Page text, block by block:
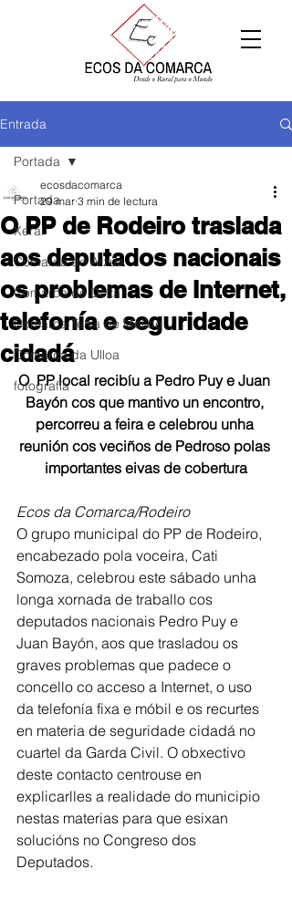
Entrada
Portada
Xeral
Comarca de Arzúa
Comarca de Deza
Comarca Terra de Melide
Comarca da Ulloa
fotografía
Portada
O PP de Rodeiro traslada
aos deputados nacionais
os problemas de Internet,
telefonía e seguridade
cidadá
ecosdacomarca
29 mar 3 min de lectura
O  PP local recibíu a Pedro Puy e Juan
Bayón cos que mantivo un encontro,
percorreu a feira e celebrou unha
reunión cos veciños de Pedroso polas
importantes eivas de cobertura
Ecos da Comarca/Rodeiro
O grupo municipal do PP de Rodeiro,
encabezado pola voceira, Cati
Somoza, celebrou este sábado unha
longa xornada de traballo cos
deputados nacionais Pedro Puy e
Juan Bayón, aos que trasladou os
graves problemas que padece o
concello co acceso a Internet, o uso
da telefonía fixa e móbil e os recurtes
en materia de seguridade cidadá no
cuartel da Garda Civil. O obxectivo
deste contacto centrouse en
explicarlles a realidade do municipio
nestas materias para que esixan
solucións no Congreso dos
Deputados.